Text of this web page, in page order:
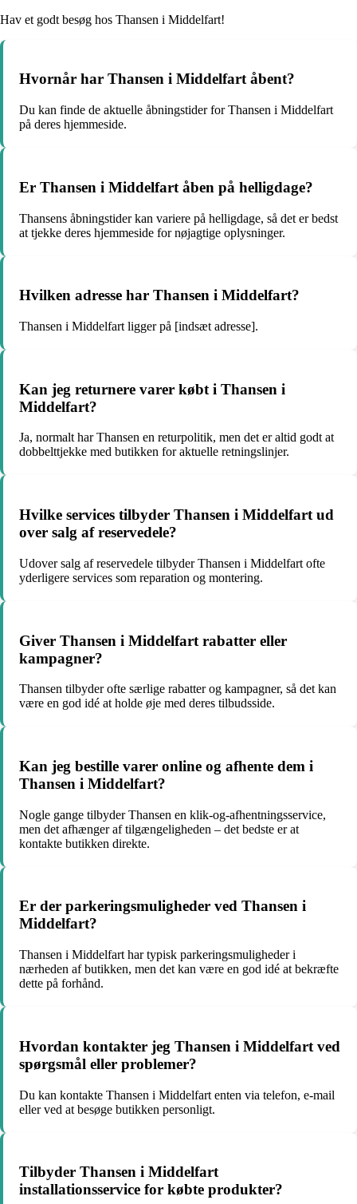
Hav et godt besøg hos Thansen i Middelfart!
Hvornår har Thansen i Middelfart åbent?
Du kan finde de aktuelle åbningstider for Thansen i Middelfart
på deres hjemmeside.
Er Thansen i Middelfart åben på helligdage?
Thansens åbningstider kan variere på helligdage, så det er bedst
at tjekke deres hjemmeside for nøjagtige oplysninger.
Hvilken adresse har Thansen i Middelfart?
Thansen i Middelfart ligger på [indsæt adresse].
Kan jeg returnere varer købt i Thansen i
Middelfart?
Ja, normalt har Thansen en returpolitik, men det er altid godt at
dobbelttjekke med butikken for aktuelle retningslinjer.
Hvilke services tilbyder Thansen i Middelfart ud
over salg af reservedele?
Udover salg af reservedele tilbyder Thansen i Middelfart ofte
yderligere services som reparation og montering.
Giver Thansen i Middelfart rabatter eller
kampagner?
Thansen tilbyder ofte særlige rabatter og kampagner, så det kan
være en god idé at holde øje med deres tilbudsside.
Kan jeg bestille varer online og afhente dem i
Thansen i Middelfart?
Nogle gange tilbyder Thansen en klik-og-afhentningsservice,
men det afhænger af tilgængeligheden – det bedste er at
kontakte butikken direkte.
Er der parkeringsmuligheder ved Thansen i
Middelfart?
Thansen i Middelfart har typisk parkeringsmuligheder i
nærheden af butikken, men det kan være en god idé at bekræfte
dette på forhånd.
Hvordan kontakter jeg Thansen i Middelfart ved
spørgsmål eller problemer?
Du kan kontakte Thansen i Middelfart enten via telefon, e-mail
eller ved at besøge butikken personligt.
Tilbyder Thansen i Middelfart
installationsservice for købte produkter?